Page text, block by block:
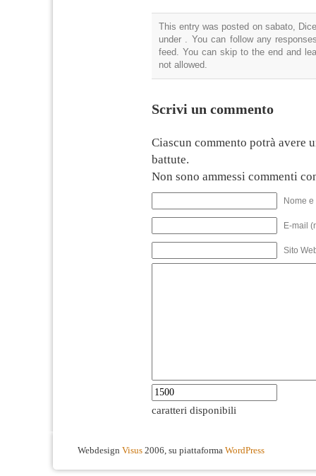
This entry was posted on sabato,
under . You can follow any
feed. You can skip to the end and
not allowed.
Scrivi un commento
Ciascun commento potrà avere
battute.
Non sono ammessi commenti
Nome
E-mail
Sito
caratteri disponibili
Webdesign Visus 2006, su piattaforma WordPress